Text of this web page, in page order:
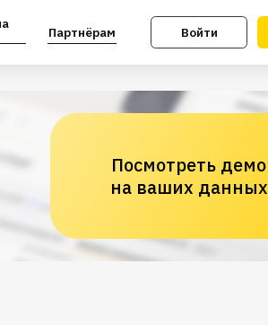
Войти Зарегистрироваться
Посмотреть демо
на ваших данных